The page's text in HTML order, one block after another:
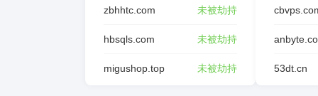
zbhhtc.com 未被劫持
hbsqls.com 未被劫持
migushop.top 未被劫持 53dt.cn